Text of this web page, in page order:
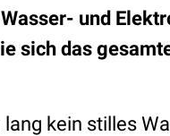
und
sich das
kein stilles